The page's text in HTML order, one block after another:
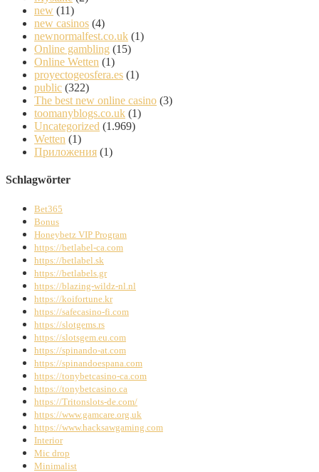
new (11)
new casinos (4)
newnormalfest.co.uk (1)
Online gambling (15)
Online Wetten (1)
proyectogeosfera.es (1)
public (322)
The best new online casino (3)
toomanyblogs.co.uk (1)
Uncategorized (1.969)
Wetten (1)
Приложения (1)
Schlagwörter
Bet365
Bonus
Honeybetz VIP Program
https://betlabel-ca.com
https://betlabel.sk
https://betlabels.gr
https://blazing-wildz-nl.nl
https://koifortune.kr
https://safecasino-fi.com
https://slotgems.rs
https://slotsgem.eu.com
https://spinando-at.com
https://spinandoespana.com
https://tonybetcasino-ca.com
https://tonybetcasino.ca
https://Tritonslots-de.com/
https://www.gamcare.org.uk
https://www.hacksawgaming.com
Interior
Mic drop
Minimalist